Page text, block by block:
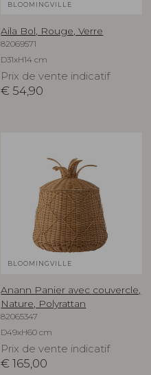
BLOOMINGVILLE
Aila Bol, Rouge, Verre
82069571
D31xH14 cm
Prix de vente indicatif
€ 54,90
BLOOMINGVILLE
Anann Panier avec couvercle,
Nature, Polyrattan
82065347
D49xH60 cm
Prix de vente indicatif
€ 165,00